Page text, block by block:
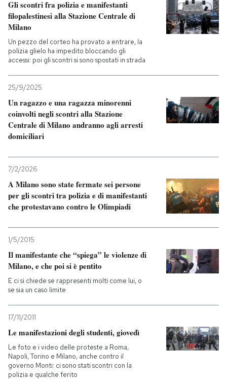
Gli scontri fra polizia e manifestanti
filopalestinesi alla Stazione Centrale di
Milano
Un pezzo del corteo ha provato a entrare, la
polizia glielo ha impedito bloccando gli
accessi: poi gli scontri si sono spostati in strada
25/9/2025
Un ragazzo e una ragazza minorenni
coinvolti negli scontri alla Stazione
Centrale di Milano andranno agli arresti
domiciliari
7/2/2026
A Milano sono state fermate sei persone
per gli scontri tra polizia e di manifestanti
che protestavano contro le Olimpiadi
1/5/2015
Il manifestante che “spiega” le violenze di
Milano, e che poi si è pentito
E ci si chiede se rappresenti molti come lui, o
se sia un caso limite
17/11/2011
Le manifestazioni degli studenti, giovedì
Le foto e i video delle proteste a Roma,
Napoli, Torino e Milano, anche contro il
governo Monti: ci sono stati scontri con la
polizia e qualche ferito